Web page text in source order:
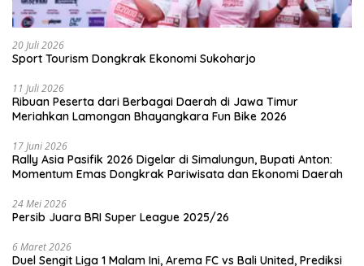
20 Juli 2026
Sport Tourism Dongkrak Ekonomi Sukoharjo
11 Juli 2026
Ribuan Peserta dari Berbagai Daerah di Jawa Timur
Meriahkan Lamongan Bhayangkara Fun Bike 2026
17 Juni 2026
Rally Asia Pasifik 2026 Digelar di Simalungun, Bupati Anton:
Momentum Emas Dongkrak Pariwisata dan Ekonomi Daerah
24 Mei 2026
Persib Juara BRI Super League 2025/26
6 Maret 2026
Duel Sengit Liga 1 Malam Ini, Arema FC vs Bali United, Prediksi